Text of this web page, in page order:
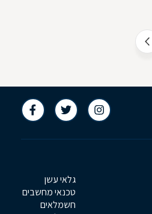
גלאי עשן
טכנאי מחשבים
חשמלאים